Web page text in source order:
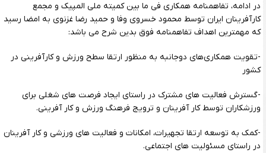
در ادامه، تفاهمنامه همکاری فی ما بین کمیته ملی المپیک و مجمع
کارآفرینان ایران توسط محمود خسروی وفا و حمید رضا غزنوی به امضا رسید
که مهمترین اهداف تفاهمنامه فوق بدین شرح می باشد:
-تقویت همکاری‌های دوجانبه به منظور ارتقا سطح ورزش و کارآفرینی در
کشور
-گسترش فعالیت های مشترک در راستای ایجاد فرصت های شغلی برای
ورزشکاران توسط کار آفرینان و ترویج فرهنگ ورزش و کار آفرینی.
-کمک به توسعه ارتقا تجهیرات، امکانات و فعالیت های ورزشی و کار آفرینان
در راستای مسئولیت های اجتماعی.